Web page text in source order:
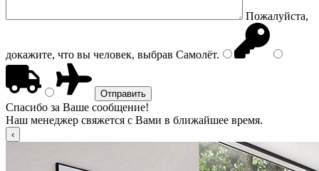
Пожалуйста,
докажите, что вы человек, выбрав Самолёт.
Спасибо за Ваше сообщение!
Наш менеджер свяжется с Вами в ближайшее время.